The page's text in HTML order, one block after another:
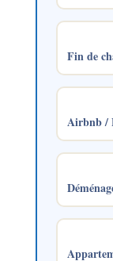
Fin de
Airbnb /